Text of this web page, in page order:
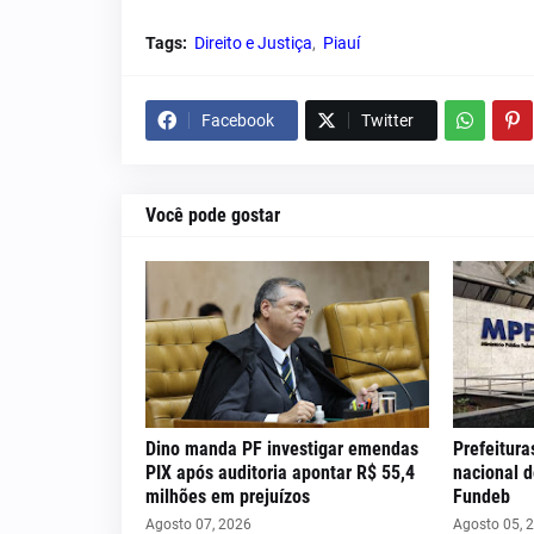
Tags: Direito e Justiça Piauí
Facebook Twitter
Você pode gostar
Dino manda PF investigar emendas
PIX após auditoria apontar R$ 55,4
milhões em prejuízos
Agosto 07, 2026
nacional
Fundeb
Agosto 05,